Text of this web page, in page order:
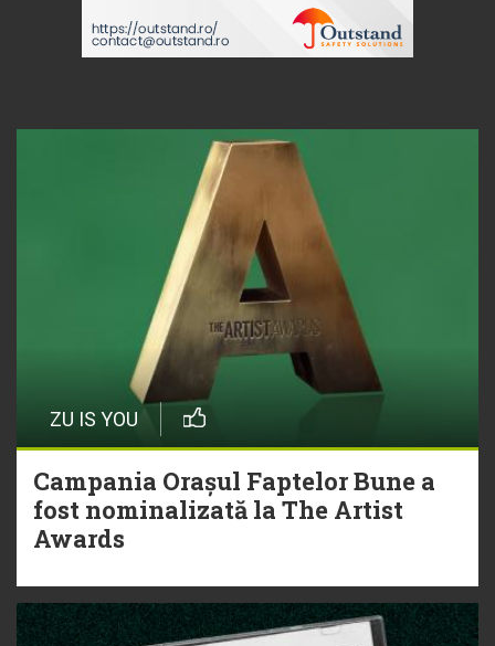
ZU IS YOU
Campania Orașul Faptelor Bune a
fost nominalizată la The Artist
Awards